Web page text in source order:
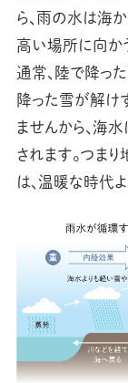
ら、雨の水は海
高い場所に向かう
通常、陸で降っ
降った雪が解け
ませんから、海
されます。つま
は、温暖な時代